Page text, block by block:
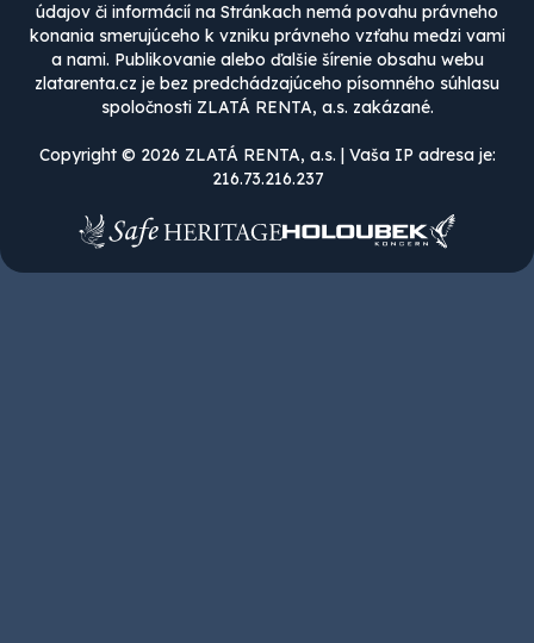
údajov či informácií na Stránkach nemá povahu právneho
konania smerujúceho k vzniku právneho vzťahu medzi vami
a nami. Publikovanie alebo ďalšie šírenie obsahu webu
zlatarenta.cz je bez predchádzajúceho písomného súhlasu
spoločnosti ZLATÁ RENTA, a.s. zakázané.
Copyright © 2026 ZLATÁ RENTA, a.s. | Vaša IP adresa je:
216.73.216.237